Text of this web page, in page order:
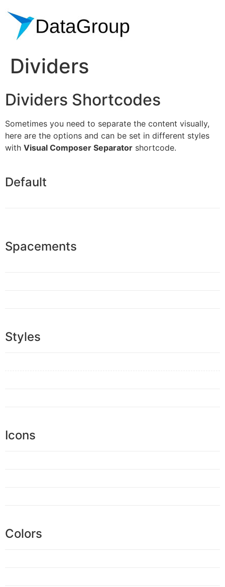
Dividers
Dividers Shortcodes
Sometimes you need to separate the content visually,
here are the options and can be set in different styles
with Visual Composer Separator shortcode.
Default
Spacements
Styles
Icons
Colors